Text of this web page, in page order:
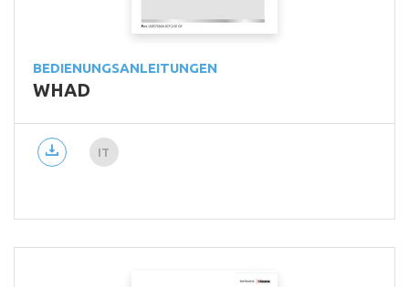
BEDIENUNGSANLEITUNGEN
WHAD
IT